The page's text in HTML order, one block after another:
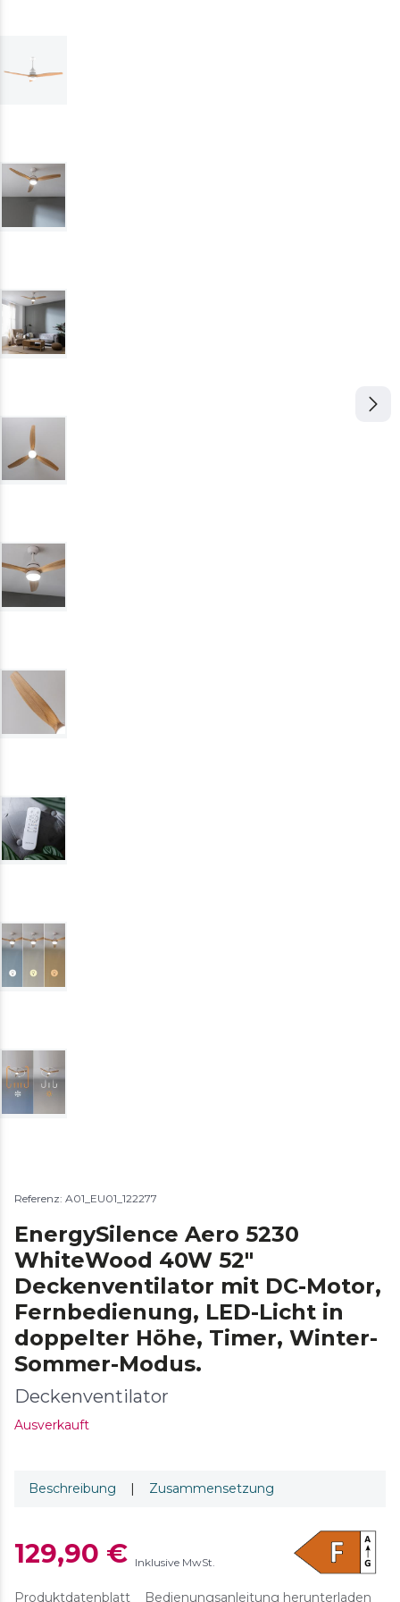
Referenz: A01_EU01_122277
EnergySilence Aero 5230
WhiteWood 40W 52"
Deckenventilator mit DC-Motor,
Fernbedienung, LED-Licht in
doppelter Höhe, Timer, Winter-
Sommer-Modus.
Deckenventilator
Ausverkauft
Beschreibung | Zusammensetzung
129,90 € Inklusive MwSt.
Produktdatenblatt Bedienungsanleitung herunterladen